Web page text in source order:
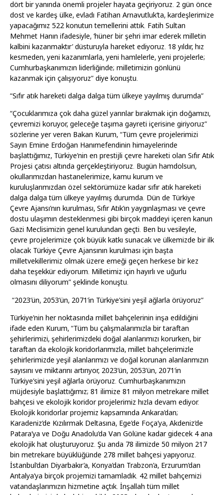
dört bir yanında önemli projeler hayata geçiriyoruz. 2 gün önce
dost ve kardeş ülke, evladı Fatihan Arnavutluk’ta, kardeşlerimize
yapacağımız 522 konutun temellerini attık. Fatih Sultan
Mehmet Hanın ifadesiyle, ‘hüner bir şehri imar ederek milletin
kalbini kazanmaktır’ düsturuyla hareket ediyoruz. 18 yıldır, hız
kesmeden, yeni kazanımlarla, yeni hamlelerle, yeni projelerle;
Cumhurbaşkanımızın liderliğinde; milletimizin gönlünü
kazanmak için çalışıyoruz” diye konuştu.
“Sıfır atık hareketi dalga dalga tüm ülkeye yayılmış durumda”
“Çocuklarımıza çok daha güzel yarınlar bırakmak için doğamızı,
çevremizi koruyor, geleceğe taşıma gayreti içerisine giriyoruz”
sözlerine yer veren Bakan Kurum, “Tüm çevre projelerimizi
Sayın Emine Erdoğan Hanımefendinin himayelerinde
başlattığımız, Türkiye’nin en prestijli çevre hareketi olan Sıfır Atık
Projesi çatısı altında gerçekleştiriyoruz. Bugün hamdolsun,
okullarımızdan hastanelerimize, kamu kurum ve
kuruluşlarımızdan özel sektörümüze kadar sıfır atık hareketi
dalga dalga tüm ülkeye yayılmış durumda. Dün de Türkiye
Çevre Ajansı’nın kurulması, Sıfır Atık’ın yaygınlaşması ve çevre
dostu ulaşımın desteklenmesi gibi birçok maddeyi içeren kanun
Gazi Meclisimizin genel kurulundan geçti. Ben bu vesileyle,
çevre projelerimize çok büyük katkı sunacak ve ülkemizde bir ilk
olacak Türkiye Çevre Ajansının kurulması için başta
milletvekillerimiz olmak üzere emeği geçen herkese bir kez
daha teşekkür ediyorum. Milletimiz için hayırlı ve uğurlu
olmasını diliyorum” şeklinde konuştu.
“2023’ün, 2053’ün, 2071’in Türkiye’sini yeşil ağlarla örüyoruz”
Türkiye’nin her noktasında millet bahçelerinin inşa edildiğini
ifade eden Kurum, “Tüm bu çalışmalarımızla bir taraftan
şehirlerimizi, şehirlerimizdeki doğal alanlarımızı korurken, bir
taraftan da ekolojik koridorlarımızla, millet bahçelerimizle
şehirlerimizde yeşil alanlarımızı ve doğal korunan alanlarımızın
sayısını ve miktarını artırıyor, 2023’ün, 2053’ün, 2071’in
Türkiye’sini yeşil ağlarla örüyoruz. Cumhurbaşkanımızın
müjdesiyle başlattığımız; 81 ilimize 81 milyon metrekare millet
bahçesi ve ekolojik koridor projelerimiz hızla devam ediyor.
Ekolojik koridorlar projemiz kapsamında Ankara’dan;
Karadeniz’de Kızılırmak Deltasına, Ege’de Foça’ya, Akdeniz’de
Patara’ya ve Doğu Anadolu’da Van Gölüne kadar gidecek 4 ana
ekolojik hat oluşturuyoruz. Şu anda 78 ilimizde 50 milyon 217
bin metrekare büyüklüğünde 278 millet bahçesi yapıyoruz.
İstanbul’dan Diyarbakır’a, Konya’dan Trabzon’a, Erzurum’dan
Antalya’ya birçok projemizi tamamladık. 42 millet bahçemizi
vatandaşlarımızın hizmetine açtık. İnşallah tüm millet